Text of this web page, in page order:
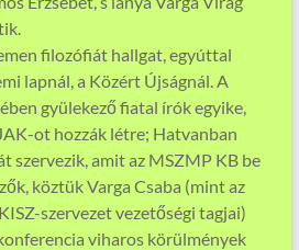
filozófiát hallgat, egyúttal
lapnál, a Közért Újságnál. A
gyülekező fiatal írók egyike,
ot hozzák létre; Hatvanban
szervezik, amit az MSZMP KB be
köztük Varga Csaba (mint az
szervezet vezetőségi tagjai)
viharos körülmények